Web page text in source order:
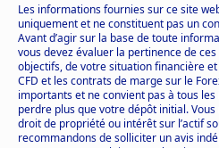
Les informations fournies sur ce site
uniquement et ne constituent pas un
Avant d’agir sur la base de toute
vous devez évaluer la pertinence de
objectifs, de votre situation financière
CFD et les contrats de marge sur le
importants et ne convient pas à tous
perdre plus que votre dépôt initial. Vous
droit de propriété ou intérêt sur l’actif
recommandons de solliciter un avis